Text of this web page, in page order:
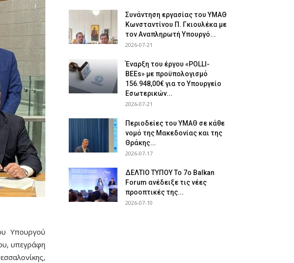
Υπουργού
υπεγράφη
Συνάντηση εργασίας του ΥΜΑΘ
Κωνσταντίνου Π. Γκιουλέκα με
τον Αναπληρωτή Υπουργό...
2026-07-21
Έναρξη του έργου «POLLI-
BEEs» με προϋπολογισμό
156.948,00€ για το Υπουργείο
Εσωτερικών...
2026-07-21
Περιοδείες του ΥΜΑΘ σε κάθε
νομό της Μακεδονίας και της
Θράκης...
2026-07-17
ΔΕΛΤΙΟ ΤΥΠΟΥ Το 7ο Balkan
Forum ανέδειξε τις νέες
προοπτικές της...
2026-07-10